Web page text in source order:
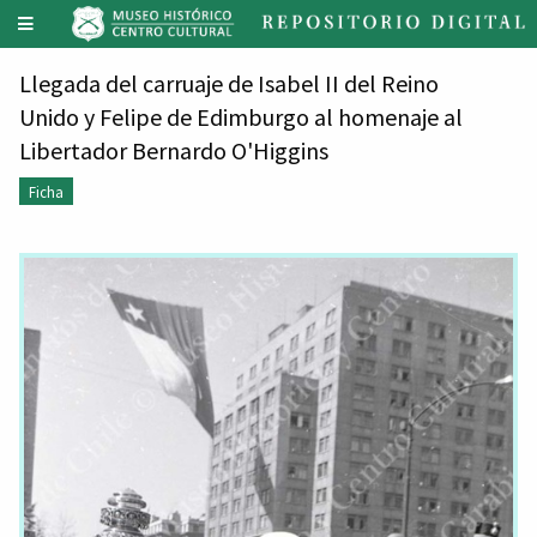
Llegada del carruaje de Isabel II del Reino
Unido y Felipe de Edimburgo al homenaje al
Libertador Bernardo O'Higgins
Ficha